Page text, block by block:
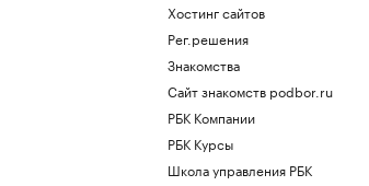
Хостинг сайтов
Рег.решения
Знакомства
Сайт знакомств podbor.ru
РБК Компании
РБК Курсы
Школа управления РБК